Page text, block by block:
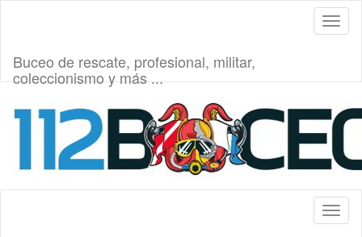
Buceo de rescate, profesional, militar,
coleccionismo y más ...